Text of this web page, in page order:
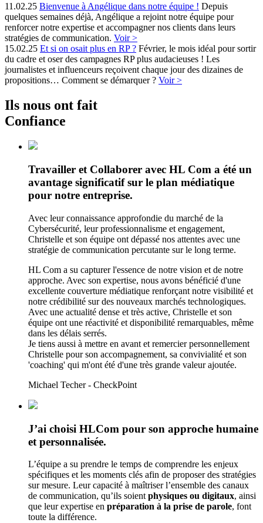
11.02.25 Bienvenue à Angélique dans notre équipe ! Depuis
quelques semaines déjà, Angélique a rejoint notre équipe pour
renforcer notre expertise et accompagner nos clients dans leurs
stratégies de communication. Voir >
15.02.25 Et si on osait plus en RP ? Février, le mois idéal pour sortir
du cadre et oser des campagnes RP plus audacieuses ! Les
journalistes et influenceurs reçoivent chaque jour des dizaines de
propositions… Comment se démarquer ? Voir >
Ils nous ont fait
Confiance
Travailler et Collaborer avec HL Com a été un
avantage significatif sur le plan médiatique
pour notre entreprise.
Avec leur connaissance approfondie du marché de la
Cybersécurité, leur professionnalisme et engagement,
Christelle et son équipe ont dépassé nos attentes avec une
stratégie de communication percutante sur le long terme.
HL Com a su capturer l'essence de notre vision et de notre
approche. Avec son expertise, nous avons bénéficié d'une
excellente couverture médiatique renforçant notre visibilité et
notre crédibilité sur des nouveaux marchés technologiques.
Avec une actualité dense et très active, Christelle et son
équipe ont une réactivité et disponibilité remarquables, même
dans les délais serrés.
Je tiens aussi à mettre en avant et remercier personnellement
Christelle pour son accompagnement, sa convivialité et son
'coaching' qui m'ont été d'une très grande valeur ajoutée.
Michael Techer - CheckPoint
J’ai choisi HLCom pour son approche humaine
et personnalisée.
L’équipe a su prendre le temps de comprendre les enjeux
spécifiques et les moments clés afin de proposer des stratégies
sur mesure. Leur capacité à maîtriser l’ensemble des canaux
de communication, qu’ils soient physiques ou digitaux, ainsi
que leur expertise en préparation à la prise de parole, font
toute la différence.